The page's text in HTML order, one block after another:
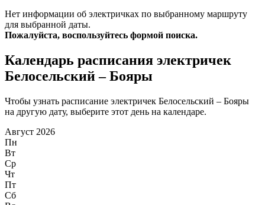
Нет информации об электричках по выбранному маршруту
для выбранной даты.
Пожалуйста, воспользуйтесь формой поиска.
Календарь расписания электричек
Белосельский – Бояры
Чтобы узнать расписание электричек Белосельский – Бояры
на другую дату, выберите этот день на календаре.
Август 2026
Пн
Вт
Ср
Чт
Пт
Сб